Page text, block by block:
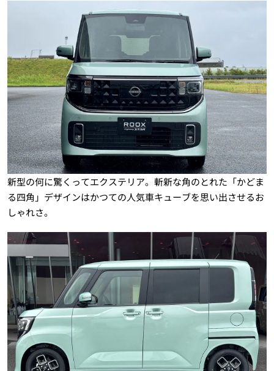
新型の何に驚くってエクステリア。斬新な角のとれた「かどま
る四角」デザインはかつての人気車キューブを思い出させるお
しゃれさ。